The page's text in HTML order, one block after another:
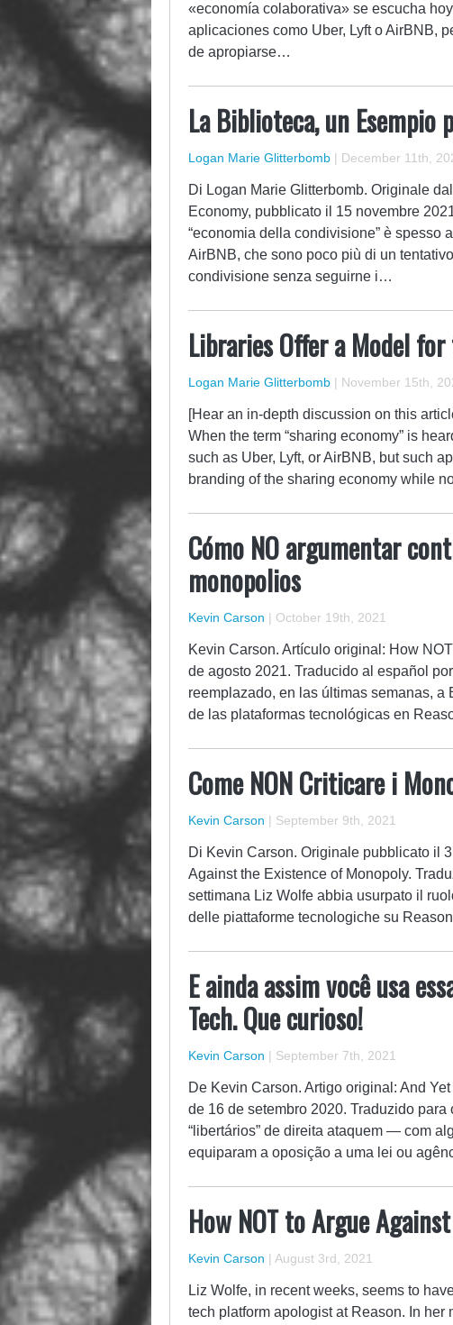
«economía colaborativa» se escucha
aplicaciones como Uber, Lyft o AirBNB,
de apropiarse…
La Biblioteca, un Esempio
Logan Marie Glitterbomb | December 11th,
Di Logan Marie Glitterbomb. Originale
Economy, pubblicato il 15 novembre
“economia della condivisione” è spesso
AirBNB, che sono poco più di un
condivisione senza seguirne i…
Libraries Offer a Model
Logan Marie Glitterbomb | November 15th,
[Hear an in-depth discussion on this
When the term “sharing economy” is
such as Uber, Lyft, or AirBNB, but such
branding of the sharing economy while
Cómo NO argumentar
monopolios
Kevin Carson | October 19th, 2021
Kevin Carson. Artículo original: How
de agosto 2021. Traducido al español
reemplazado, en las últimas semanas,
de las plataformas tecnológicas en
Come NON Criticare i
Kevin Carson | September 9th, 2021
Di Kevin Carson. Originale pubblicato il
Against the Existence of Monopoly.
settimana Liz Wolfe abbia usurpato il
delle piattaforme tecnologiche su
E ainda assim você usa
Tech. Que curioso!
Kevin Carson | September 7th, 2021
De Kevin Carson. Artigo original: And
de 16 de setembro 2020. Traduzido
“libertários” de direita ataquem — com
equiparam a oposição a uma lei ou
How NOT to Argue
Kevin Carson | August 3rd, 2021
Liz Wolfe, in recent weeks, seems to
tech platform apologist at Reason. In her